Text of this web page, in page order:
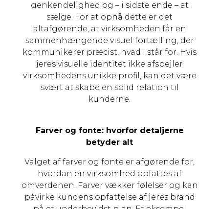
genkendelighed og – i sidste ende – at
sælge. For at opnå dette er det
altafgørende, at virksomheden får en
sammenhængende visuel fortælling, der
kommunikerer præcist, hvad I står for. Hvis
jeres visuelle identitet ikke afspejler
virksomhedens unikke profil, kan det være
svært at skabe en solid relation til
kunderne.
Farver og fonte: hvorfor detaljerne
betyder alt
Valget af farver og fonte er afgørende for,
hvordan en virksomhed opfattes af
omverdenen. Farver vækker følelser og kan
påvirke kundens opfattelse af jeres brand